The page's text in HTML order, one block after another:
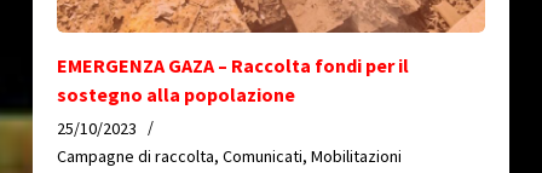
EMERGENZA GAZA – Raccolta fondi per il
sostegno alla popolazione
25/10/2023
Campagne di raccolta, Comunicati, Mobilitazioni